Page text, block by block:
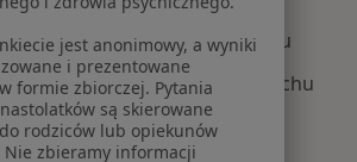
Crohna w Wałbrzychu
pokarmowego w Wałbrzychu
w Wałbrzychu
jest anonimowy, a wyniki
i prezentowane
formie zbiorczej. Pytania
są skierowane
rodziców lub opiekunów
Nie zbieramy informacji